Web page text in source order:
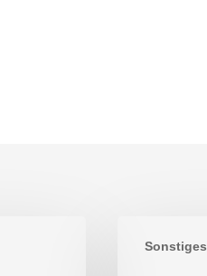
Sonstiges
Steuer: